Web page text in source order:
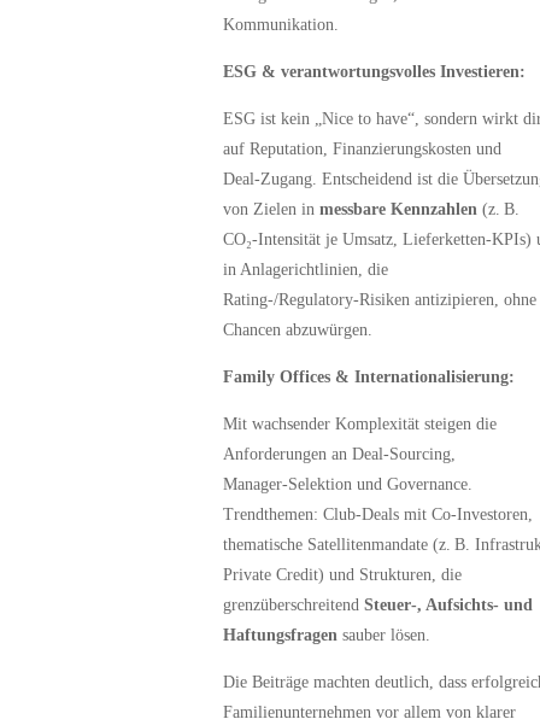
Kommunikation.
ESG & verantwortungsvolles Investieren:
ESG ist kein „Nice to have“, sondern wirkt
auf Reputation, Finanzierungskosten und
Deal‑Zugang. Entscheidend ist die
von Zielen in messbare Kennzahlen (z. B.
CO₂‑Intensität je Umsatz, Lieferketten‑KPIs)
in Anlagerichtlinien, die
Rating‑/Regulatory‑Risiken antizipieren, ohne
Chancen abzuwürgen.
Family Offices & Internationalisierung:
Mit wachsender Komplexität steigen die
Anforderungen an Deal‑Sourcing,
Manager‑Selektion und Governance.
Trendthemen: Club‑Deals mit Co‑Investoren,
thematische Satellitenmandate (z. B.
Private Credit) und Strukturen, die
grenzüberschreitend Steuer‑, Aufsichts‑ und
Haftungsfragen sauber lösen.
Die Beiträge machten deutlich, dass
Familienunternehmen vor allem von klarer